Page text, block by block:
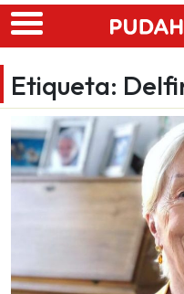
Skip to main content
Etiqueta: